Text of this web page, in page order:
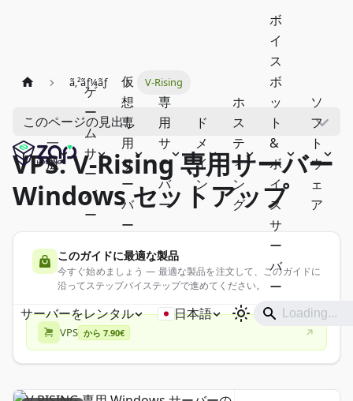
一
般
ゲ
ー
ム
サ
ー
バ
ー
仮
想
専
用
サ
ー
バ
ー
専
用
サ
ー
バ
ー
ド
メ
イ
ン
ホ
ス
テ
ィ
ン
グ
ボ
イ
ス
ボ
ッ
ト
&
ボ
イ
ス
サ
ー
バ
ー
ソ
フ
ト
ウ
ェ
ア
サーバーをレンタル 日本語
ã‚²ãƒ¼ãƒ V-Rising
このページの見出し
VPS: V-Rising 専用サーバー
Windows セットアップ
このガイドに最適な製品
今すぐ始めましょう — 最適な製品を注文して、このガイドに
沿ってステップバイステップで進めてください。
VPS から 7.90€